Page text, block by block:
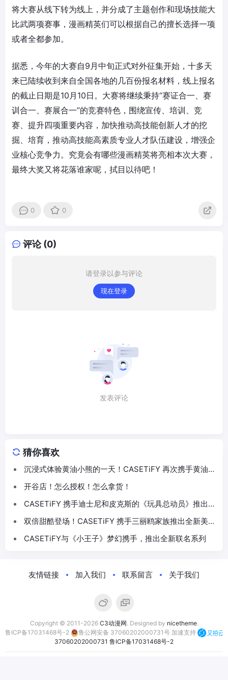
将大赛从线下转为线上，并分成了主题创作和现场技能大
比武两项赛事，漫画精英们可以根据自己的擅长选择一项
或者全都参加。
据悉，今年的大赛自9月中旬正式对外征集开始，十多天
来已陆续收到来自全国各地的几百份报名材料，线上报名
的截止日期是10月10日。大赛将继续秉持“赛证合一、赛
训合一、赛展合一”的竞赛特色，围绕宣传、培训、竞
赛、提升四项重要内容，加快推动高技能创新人才的挖
掘、培育，推动高技能高素质专业人才队伍建设，增强企
业核心竞争力。究竟会有哪些漫画精英将亮相本次大赛，
最终大奖又将花落谁家呢，拭目以待吧！
0 0
评论 (0)
请登录以参与评论
现在登录
发表评论
猜你喜欢
沉浸式体验黄油小熊的一天！CASETiFY 再次携手黄油小
开谷店！怎么授权！怎么拿货！
CASETiFY 携手迪士尼和皮克斯的《玩具总动员》推出
双倍甜酷登场！CASETiFY 携手三丽鸥家族推出全新美乐
CASETiFY与《小王子》梦幻携手，推出全新联名系列
友情链接 加入我们 联系留言 关于我们
Copyright © 2011-2026 C3动漫网. Designed by nicetheme.
鲁ICP备17031468号-2
鲁公网安备 37060202000731号 加速支持
37060202000731 鲁ICP备17031468号-2